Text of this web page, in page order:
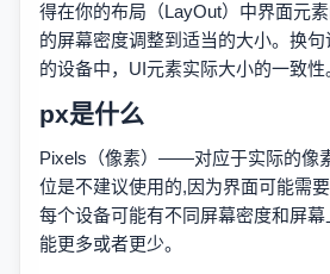
得在你的布局（LayOut）中界面元
的屏幕密度调整到适当的大小。换
的设备中，UI元素实际大小的一致性
px是什么
Pixels（像素）——对应于实际的像
位是不建议使用的,因为界面可能需
每个设备可能有不同屏幕密度和屏
能更多或者更少。